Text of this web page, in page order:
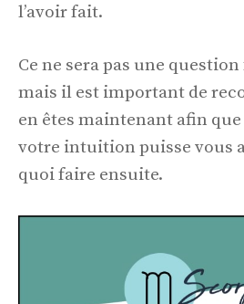
l’avoir fait.
Ce ne sera pas une
mais il est important de
en êtes maintenant afin
votre intuition puisse vous
quoi faire ensuite.